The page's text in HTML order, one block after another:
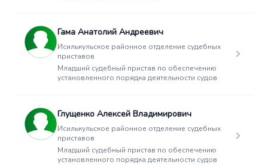
Гама Анатолий Андреевич
Исилькульское районное отделение судебных
приставов
Младший судебный пристав по обеспечению
установленного порядка деятельности судов
Глущенко Алексей Владимирович
Исилькульское районное отделение судебных
приставов
Младший судебный пристав по обеспечению
установленного порядка деятельности судов